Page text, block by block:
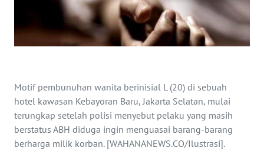
Motif pembunuhan wanita berinisial L (20) di sebuah
hotel kawasan Kebayoran Baru, Jakarta Selatan, mulai
terungkap setelah polisi menyebut pelaku yang masih
berstatus ABH diduga ingin menguasai barang-barang
berharga milik korban. [WAHANANEWS.CO/Ilustrasi].
INTERNASIONAL
PENDIDIKAN
OLAHRAGA